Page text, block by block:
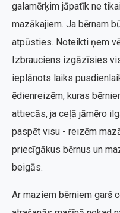
galamērķim jāpatīk ne
mazākajiem. Ja bērnam
atpūsties. Noteikti ņem
Izbrauciens izgāzīsies
ieplānots laiks
ēdienreizēm, kuras
attiecās, ja ceļā jāmēro
paspēt visu - reizēm
priecīgākus bērnus un
beigās.
Ar maziem bērniem garš